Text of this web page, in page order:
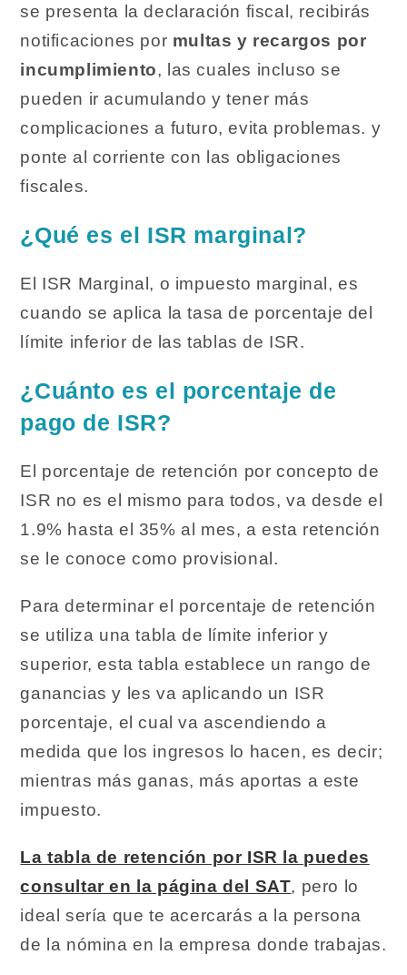
se presenta la declaración fiscal, recibirás
notificaciones por multas y recargos por
incumplimiento, las cuales incluso se
pueden ir acumulando y tener más
complicaciones a futuro, evita problemas. y
ponte al corriente con las obligaciones
fiscales.
¿Qué es el ISR marginal?
El ISR Marginal, o impuesto marginal, es
cuando se aplica la tasa de porcentaje del
límite inferior de las tablas de ISR.
¿Cuánto es el porcentaje de
pago de ISR?
El porcentaje de retención por concepto de
ISR no es el mismo para todos, va desde el
1.9% hasta el 35% al mes, a esta retención
se le conoce como provisional.
Para determinar el porcentaje de retención
se utiliza una tabla de límite inferior y
superior, esta tabla establece un rango de
ganancias y les va aplicando un ISR
porcentaje, el cual va ascendiendo a
medida que los ingresos lo hacen, es decir;
mientras más ganas, más aportas a este
impuesto.
La tabla de retención por ISR la puedes
consultar en la página del SAT, pero lo
ideal sería que te acercarás a la persona
de la nómina en la empresa donde trabajas.